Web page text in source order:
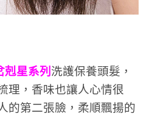
星系列 洗護保養頭髮，
理，香味也讓人心情很
的第二張臉，柔順飄揚的